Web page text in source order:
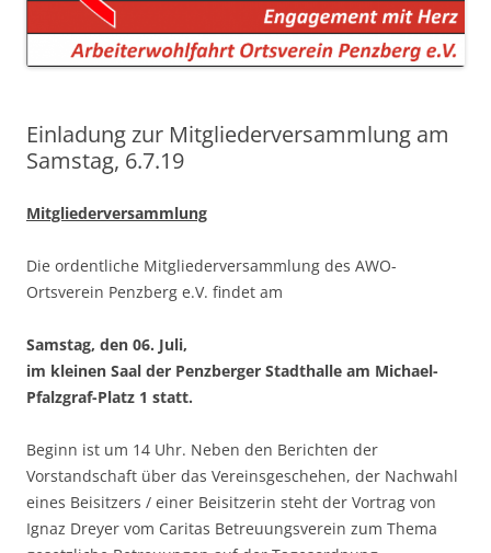
Einladung zur Mitgliederversammlung am
Samstag, 6.7.19
Mitgliederversammlung
Die ordentliche Mitgliederversammlung des AWO-
Ortsverein Penzberg e.V. findet am
Samstag, den 06. Juli,
im kleinen Saal der Penzberger Stadthalle am Michael-
Pfalzgraf-Platz 1 statt.
Beginn ist um 14 Uhr. Neben den Berichten der
Vorstandschaft über das Vereinsgeschehen, der Nachwahl
eines Beisitzers / einer Beisitzerin steht der Vortrag von
Ignaz Dreyer vom Caritas Betreuungsverein zum Thema